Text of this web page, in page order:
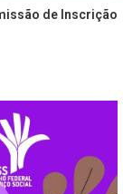
de Inscrição